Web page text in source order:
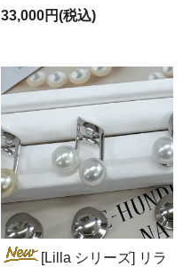
33,000円(税込)
[Lilla シリーズ] リラ